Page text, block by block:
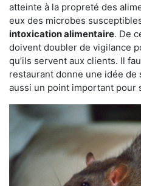
atteinte à la propreté des
eux des microbes
intoxication alimentaire. De
doivent doubler de vigilance
qu’ils servent aux clients. Il
restaurant donne une idée
aussi un point important pour